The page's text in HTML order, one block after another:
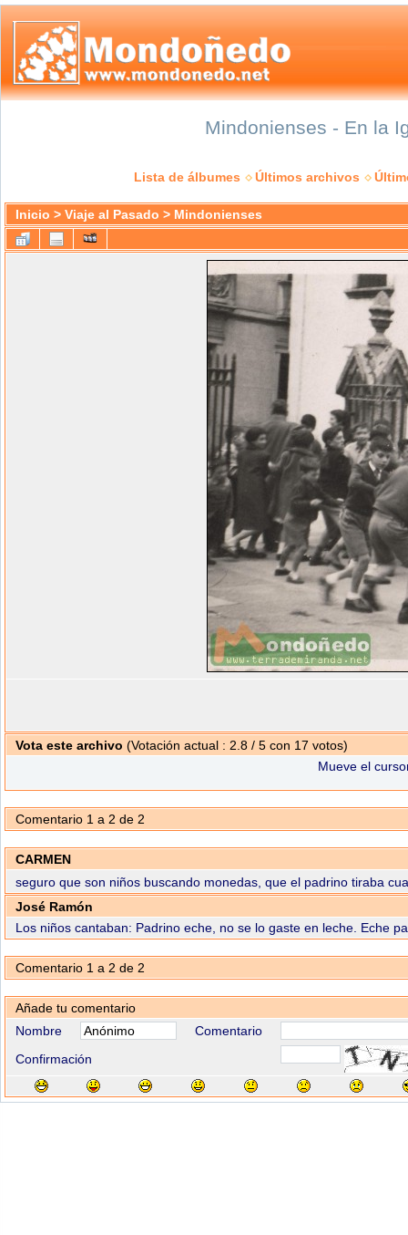
Mindonienses - En la
Lista de álbumes Últimos archivos
Inicio > Viaje al Pasado > Mindonienses
Vota este archivo (Votación actual : 2.8 / 5 con 17 votos)
Mueve el
Comentario 1 a 2 de 2
CARMEN
seguro que son niños buscando monedas, que el padrino tiraba
José Ramón
Los niños cantaban: Padrino eche, no se lo gaste en leche. Eche
Comentario 1 a 2 de 2
Añade tu comentario
Nombre
Comentario
Confirmación